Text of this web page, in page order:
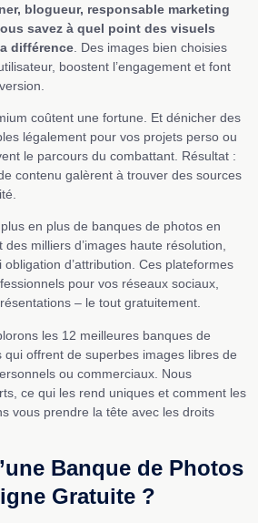
blogueur, responsable marketing
savez à quel point des visuels
différence . Des images bien choisies
boostent l’engagement et font
coûtent une fortune. Et dénicher des
légalement pour vos projets perso ou
le parcours du combattant. Résultat :
contenu galèrent à trouver des sources
en plus de banques de photos en
milliers d’images haute résolution,
d’attribution. Ces plateformes
pour vos réseaux sociaux,
– le tout gratuitement.
les 12 meilleures banques de
qui offrent de superbes images libres de
ou commerciaux. Nous
ce qui les rend uniques et comment les
vous prendre la tête avec les droits
Banque de Photos
Gratuite ?